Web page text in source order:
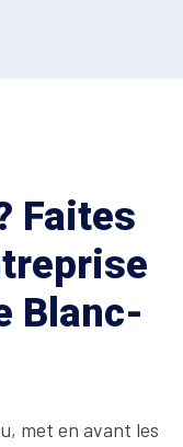
Faites
Blanc-
met en avant les